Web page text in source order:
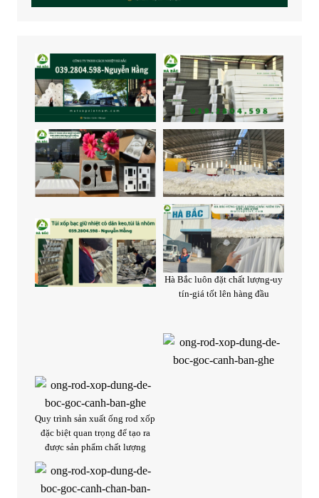
Hà Bắc luôn đặt chất lượng-uy
tín-giá tốt lên hàng đầu
Quy trình sản xuất ống rod xốp
đặc biệt quan trọng để tạo ra
được sản phẩm chất lượng